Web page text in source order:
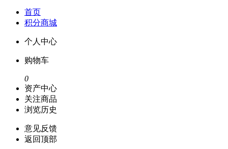
首页
积分商城
个人中心
购物车
0
资产中心
关注商品
浏览历史
意见反馈
返回顶部